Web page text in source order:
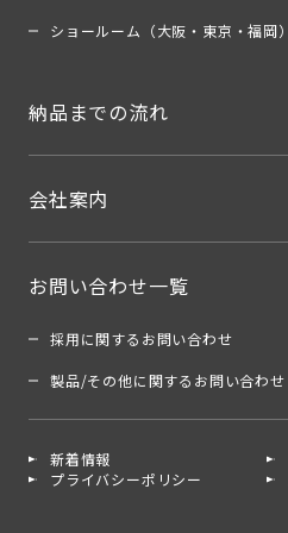
ショールーム（大阪・東京・福岡）
納品までの流れ
会社案内
お問い合わせ一覧
採用に関するお問い合わせ
製品/その他に関するお問い合わせ
新着情報
プライバシーポリシー